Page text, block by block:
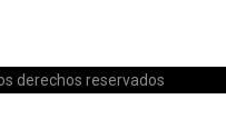
derechos reservados